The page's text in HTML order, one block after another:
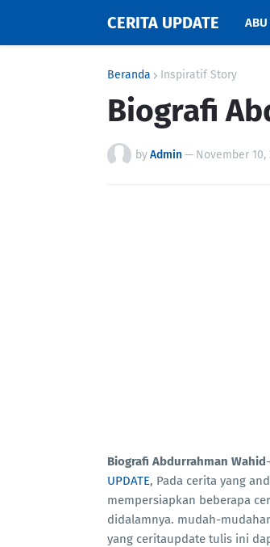
CERITA UPDATE
Beranda Inspiratif Story
Biografi
byAdmin— November 10,
Biografi Abdurrahman Wahid
UPDATE, Pada cerita yang
mempersiapkan beberapa
didalamnya. mudah-
yang ceritaupdate tulis ini